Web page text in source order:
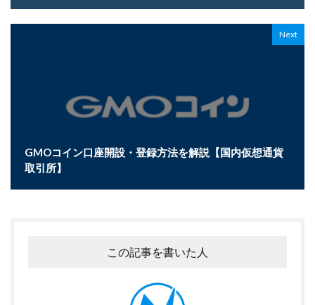
Next
GMOコイン口座開設・登録方法を解説【国内仮想通貨
取引所】
この記事を書いた人